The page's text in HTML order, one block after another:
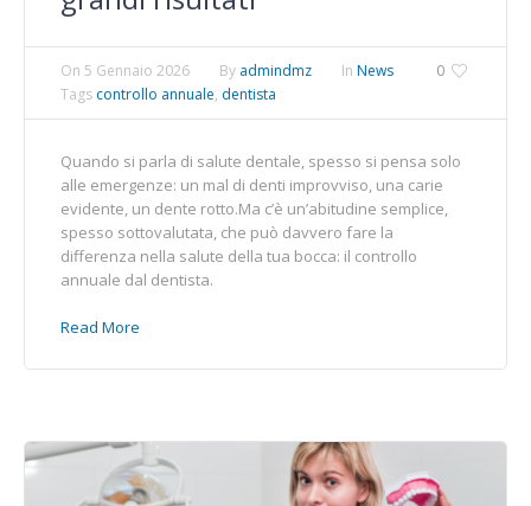
0
On 5 Gennaio 2026 By admindmz In News
Tags controllo annuale, dentista
Quando si parla di salute dentale, spesso si pensa solo
alle emergenze: un mal di denti improvviso, una carie
evidente, un dente rotto.Ma c’è un’abitudine semplice,
spesso sottovalutata, che può davvero fare la
differenza nella salute della tua bocca: il controllo
annuale dal dentista.
Read More